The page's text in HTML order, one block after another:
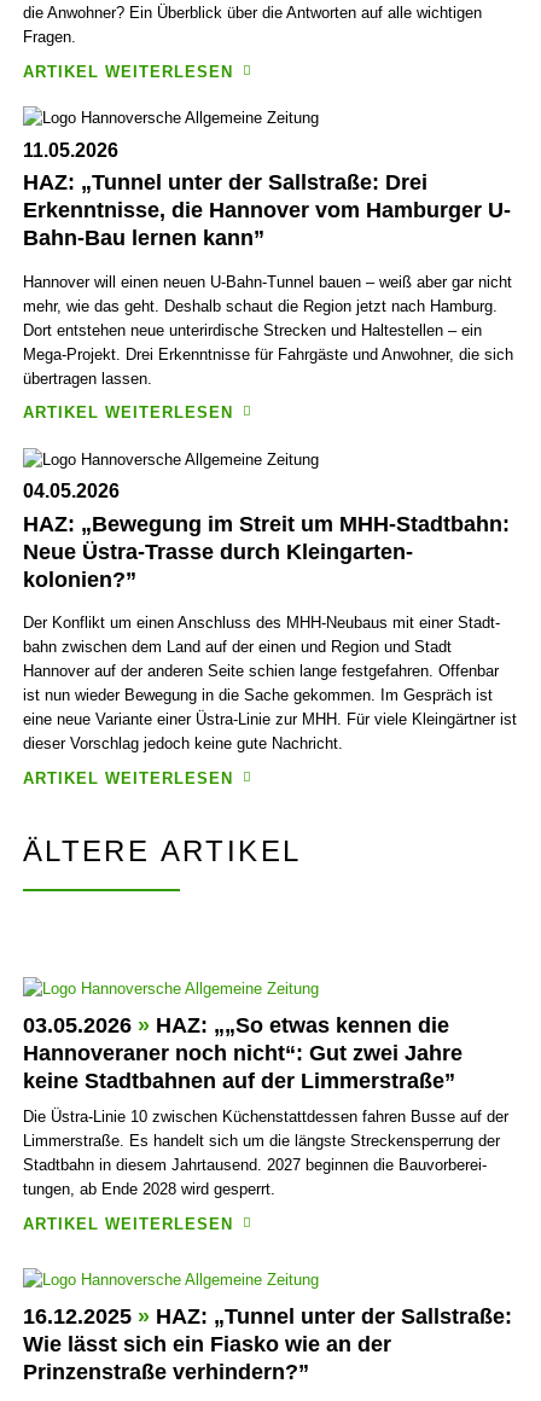
die Anwohner? Ein Über­blick über die Antworten auf alle wichtigen
Fragen.
ARTIKEL WEITERLESEN
11.05.2026
HAZ: „Tunnel unter der Sall­straße: Drei
Erkennt­nisse, die Hannover vom Ham­burger U-
Bahn-Bau lernen kann”
Hannover will einen neuen U-Bahn-Tunnel bauen – weiß aber gar nicht
mehr, wie das geht. Deshalb schaut die Region jetzt nach Ham­burg.
Dort ent­stehen neue unter­irdische Strecken und Halte­stellen – ein
Mega-Projekt. Drei Erkennt­nisse für Fahr­gäste und Anwohner, die sich
übertragen lassen.
ARTIKEL WEITERLESEN
04.05.2026
HAZ: „Bewegung im Streit um MHH-Stadt­bahn:
Neue Üstra-Trasse durch Klein­garten­
kolonien?”
Der Konflikt um einen Anschluss des MHH-Neubaus mit einer Stadt­
bahn zwischen dem Land auf der einen und Region und Stadt
Hannover auf der anderen Seite schien lange fest­gefahren. Offen­bar
ist nun wieder Bewegung in die Sache gekommen. Im Gespräch ist
eine neue Variante einer Üstra-Linie zur MHH. Für viele Klein­gärtner ist
dieser Vor­schlag jedoch keine gute Nachricht.
ARTIKEL WEITERLESEN
ÄLTERE ARTIKEL
03.05.2026 » HAZ: „„So etwas kennen die
Hanno­veraner noch nicht“: Gut zwei Jahre
keine Stadt­bahnen auf der Limmer­straße”
Die Üstra-Linie 10 zwischen Küchen­stattdessen fahren Busse auf der
Limmerstraße. Es handelt sich um die längste Strecken­sperrung der
Stadt­bahn in diesem Jahr­tausend. 2027 beginnen die Bau­vor­berei­
tungen, ab Ende 2028 wird gesperrt.
ARTIKEL WEITERLESEN
16.12.2025 » HAZ: „Tunnel unter der Sallstraße:
Wie lässt sich ein Fiasko wie an der
Prinzenstraße verhindern?”